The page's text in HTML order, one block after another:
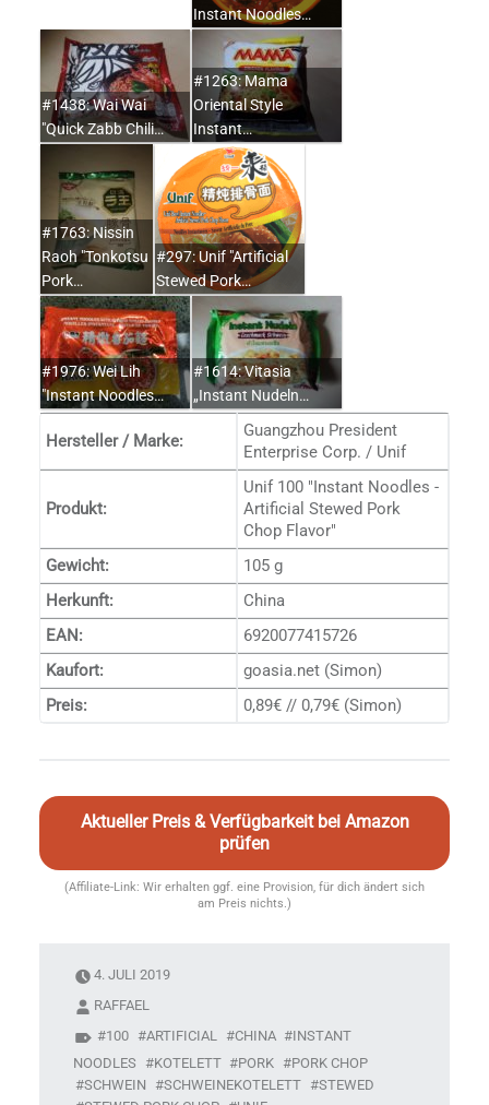
Instant Noodles…
#1438: Wai Wai
"Quick Zabb Chili…
#1263: Mama
Oriental Style
Instant…
#1763: Nissin
Raoh "Tonkotsu
Pork…
#297: Unif "Artificial
Stewed Pork…
#1976: Wei Lih
"Instant Noodles…
#1614: Vitasia
„Instant Nudeln…
Hersteller / Marke:
Guangzhou President
Enterprise Corp. / Unif
Produkt:
Unif 100 "Instant Noodles -
Artificial Stewed Pork
Chop Flavor"
Gewicht:
105 g
Herkunft:
China
EAN:
6920077415726
Kaufort:
goasia.net (Simon)
Preis:
0,89€ // 0,79€ (Simon)
Aktueller Preis & Verfügbarkeit bei Amazon
prüfen
(Affiliate-Link: Wir erhalten ggf. eine Provision, für dich ändert sich
am Preis nichts.)
4. JULI 2019
RAFFAEL
100
ARTIFICIAL CHINA
INSTANT
NOODLES
KOTELETT PORK
PORK CHOP
SCHWEIN
SCHWEINEKOTELETT
STEWED